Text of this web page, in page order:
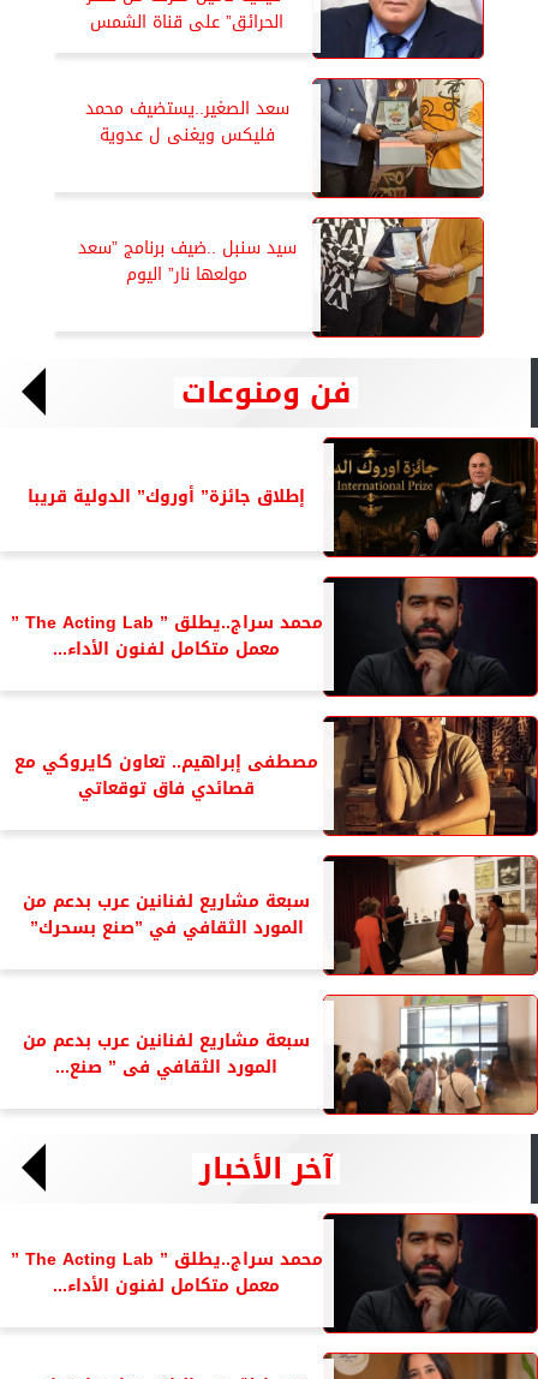
الحرائق” على قناة الشمس
سعد الصغير..يستضيف محمد
فليكس ويغنى ل عدوية
سيد سنبل ..ضيف برنامج ”سعد
مولعها نار” اليوم
فن ومنوعات
إطلاق جائزة” أوروك” الدولية قريبا
محمد سراج..يطلق ” The Acting Lab ”
معمل متكامل لفنون الأداء...
مصطفى إبراهيم.. تعاون كايروكي مع
قصائدي فاق توقعاتي
سبعة مشاريع لفنانين عرب بدعم من
المورد الثقافي في ”صنع بسحرك”
سبعة مشاريع لفنانين عرب بدعم من
المورد الثقافي فى ” صنع...
آخر الأخبار
محمد سراج..يطلق ” The Acting Lab ”
معمل متكامل لفنون الأداء...